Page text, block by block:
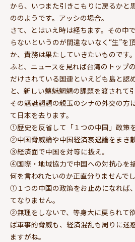
から、いつまた引きこもりに戻るかと
ののようです。アッシの場合。
さて、とはいえ時は経ちます。その中
らないというのが間違ないなく“生”を
か、責務は果たしていきたいものです。
ふと、ニュースを見れば台湾のトップ
だけされている国連といえども島と認
と、新しい魑魅魍魎の課題を渡されて
その魑魅魍魎の親玉のシナの外交の方
て日本を去ります。
①歴史を反省して「１つの中国」政策
②中国脅威論や中国経済衰退論をまき散
③経済面で中国を対等に扱え。
④国際・地域協力で中国への対抗心を捨
何を言われたいのか正直分りませんでし
①１つの中国の政策をお止めになれば
てなりません。
②無理をしないで、等身大に戻られて
ば軍事的脅威も、経済混乱も周りに迷
ますがね。